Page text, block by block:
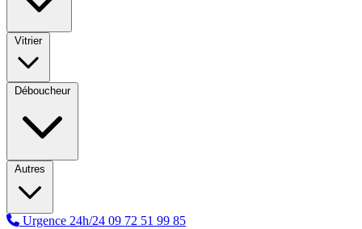
Vitrier
Déboucheur
Autres
Urgence 24h/24 09 72 51 99 85